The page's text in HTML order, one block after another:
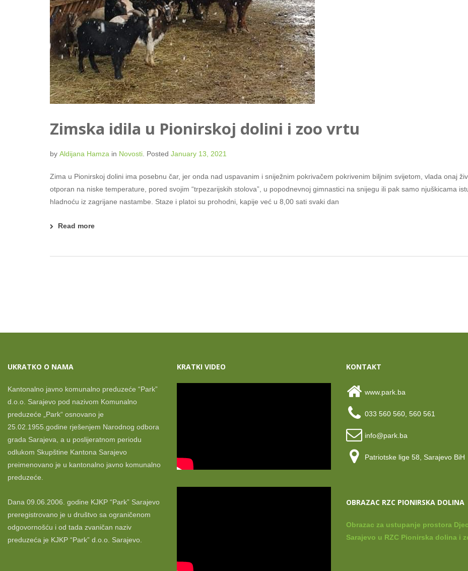
Zimska idila u Pionirskoj dolini i zoo vrtu
by Aldijana Hamza in Novosti. Posted January 13, 2021
Zima u Pionirskoj dolini ima posebnu čar, jer onda nad uspavanim i sniježnim pokrivačem pokrivenim biljnim svijetom, vlada onaj
otporan na niske temperature, pored svojim “trpezarijskih stolova”, u popodnevnoj gimnastici na snijegu ili pak samo njuškicama
hladnoću iz zagrijane nastambe. Staze i platoi su prohodni, kapije već u 8,00 sati svaki dan
Read more
UKRATKO O NAMA
Kantonalno javno komunalno preduzeće “Park”
d.o.o. Sarajevo pod nazivom Komunalno
preduzeće „Park“ osnovano je
25.02.1955.godine rješenjem Narodnog odbora
grada Sarajeva, a u poslijeratnom periodu
odlukom Skupštine Kantona Sarajevo
preimenovano je u kantonalno javno komunalno
preduzeće.
Dana 09.06.2006. godine KJKP “Park” Sarajevo
preregistrovano je u društvo sa ograničenom
odgovornošću i od tada zvaničan naziv
preduzeća je KJKP “Park” d.o.o. Sarajevo.
KRATKI VIDEO KONTAKT
www.park.ba
033 560 560, 560 561
info@park.ba
Patriotske lige 58, Sarajevo BiH
OBRAZAC RZC PIONIRSKA DOLINA
Obrazac za ustupanje prostora
Sarajevo u RZC Pionirska dolina i